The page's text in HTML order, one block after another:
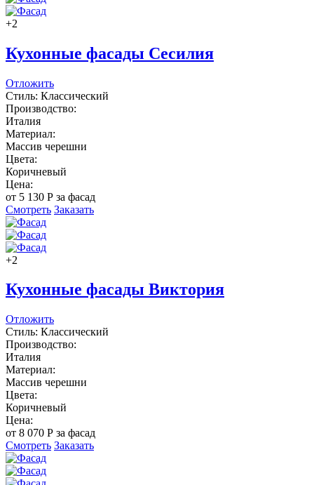
+2
Кухонные фасады Сесилия
Отложить
Стиль: Классический
Производство:
Италия
Материал:
Массив черешни
Цвета:
Коричневый
Цена:
от 5 130 Р за фасад
Смотреть Заказать
+2
Кухонные фасады Виктория
Отложить
Стиль: Классический
Производство:
Италия
Материал:
Массив черешни
Цвета:
Коричневый
Цена:
от 8 070 Р за фасад
Смотреть Заказать